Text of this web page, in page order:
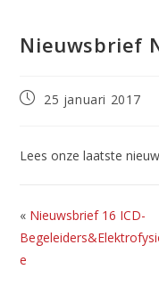
Nieuwsbrief
Bericht25 januari 2017
Lees onze laatste
« Nieuwsbrief 16 ICD-
e